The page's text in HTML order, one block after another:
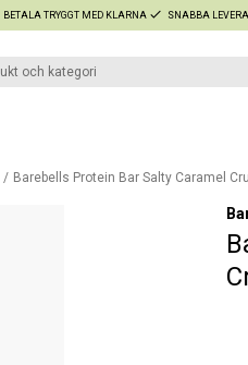
BETALA TRYGGT MED KLARNA SNABBA
Barebells Protein Bar Salty Caramel